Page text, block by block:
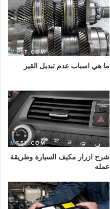
ما هي اسباب عدم تبديل القير
شرح ازرار مكيف السيارة وطريقة
عمله